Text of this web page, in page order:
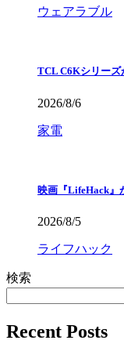
ウェアラブル
TCL C6Kシリーズ
2026/8/6
家電
映画『LifeHack』
2026/8/5
ライフハック
検索
Recent Posts